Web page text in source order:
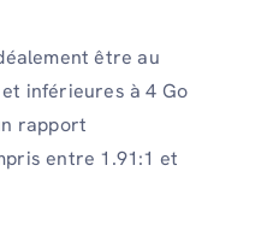
être au
inférieures à 4 Go
rapport
entre 1.91:1 et